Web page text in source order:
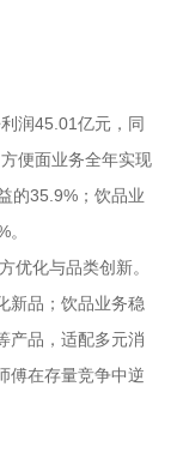
润45.01亿元，同
便面业务全年实现
的35.9%；饮品业
优化与品类创新。
新品；饮品业务稳
产品，适配多元消
傅在存量竞争中逆